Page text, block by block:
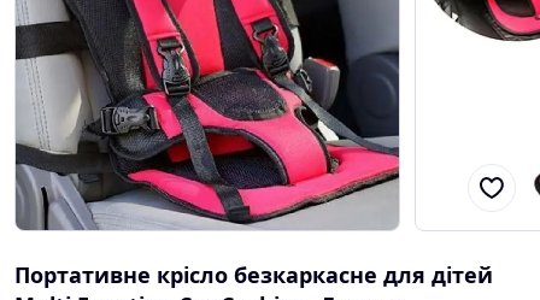
Портативне крісло безкаркасне для дітей